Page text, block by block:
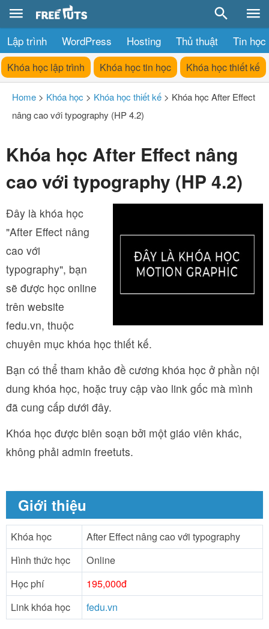
Lập trình WordPress Hosting Thủ thuật Tin học
Khóa học lập trình Khóa học tin học Khóa học thiết kế
Home > Khóa học > Khóa học thiết kế > Khóa học After Effect
nâng cao với typography (HP 4.2)
Khóa học After Effect nâng
cao với typography (HP 4.2)
Đây là khóa học
"After Effect nâng
cao với
typography", bạn
sẽ được học online
trên website
fedu.vn, thuộc
chuyên mục khóa học thiết kế.
Bạn có thể tham khảo đề cương khóa học ở phần nội
dung khóa học, hoặc truy cập vào link gốc mà mình
đã cung cấp dưới đây.
Khóa học được biên soạn bởi một giáo viên khác,
không phải admin freetuts.
Giới thiệu
Khóa học
After Effect nâng cao với typography
Hình thức học
Online
Học phí
195,000đ
Link khóa học
fedu.vn